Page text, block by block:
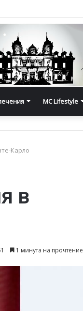
MC Lifestyle
Карло
в
1 минута на прочтение